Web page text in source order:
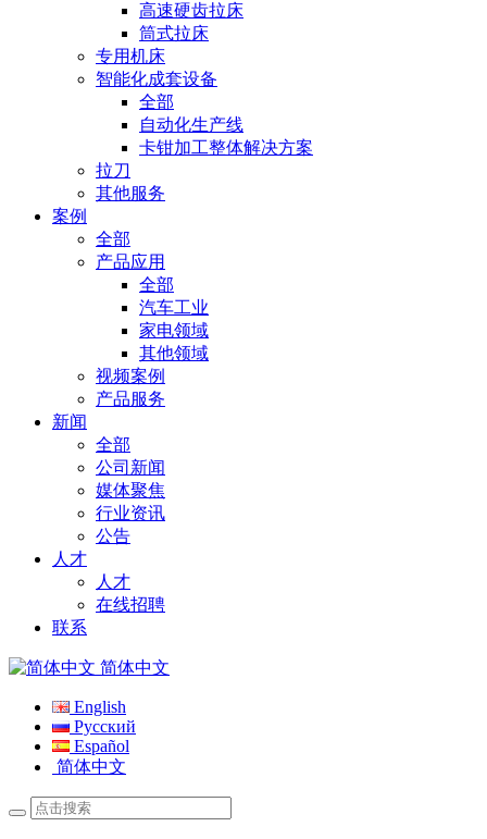
高速硬齿拉床
筒式拉床
专用机床
智能化成套设备
全部
自动化生产线
卡钳加工整体解决方案
拉刀
其他服务
案例
全部
产品应用
全部
汽车工业
家电领域
其他领域
视频案例
产品服务
新闻
全部
公司新闻
媒体聚焦
行业资讯
公告
人才
人才
在线招聘
联系
简体中文
English
Русский
Español
简体中文